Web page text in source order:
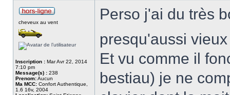
cheveux au vent
Inscription : Mar Avr 22, 2014
7:10 pm
Message(s) : 238
Prenom:Aucun
Ma MCC: Confort Authentique,
1.6 16v, 2004
Perso j'ai du très
presqu'aussi
Et vu comme il
bestiau) je ne